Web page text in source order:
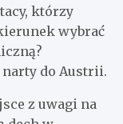
którzy
wybrać
narty do Austrii.
z uwagi na